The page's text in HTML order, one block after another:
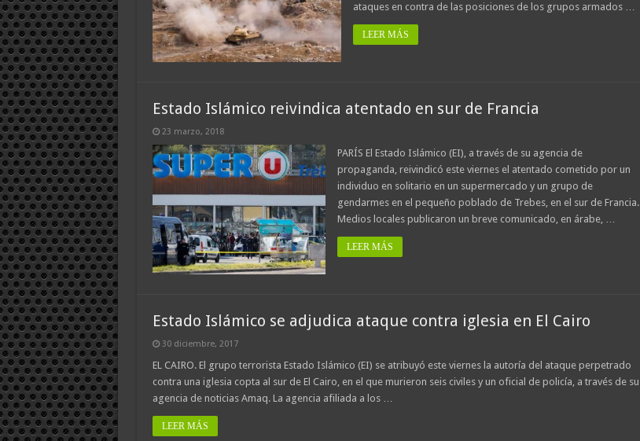
ataques en contra de las posiciones de los grupos armados …
LEER MÁS
Estado Islámico reivindica atentado en sur de Francia
23 marzo, 2018
PARÍS El Estado Islámico (EI), a través de su agencia de
propaganda, reivindicó este viernes el atentado cometido por un
individuo en solitario en un supermercado y un grupo de
gendarmes en el pequeño poblado de Trebes, en el sur de Francia.
Medios locales publicaron un breve comunicado, en árabe, …
LEER MÁS
Estado Islámico se adjudica ataque contra iglesia en El Cairo
30 diciembre, 2017
EL CAIRO. El grupo terrorista Estado Islámico (EI) se atribuyó este viernes la autoría del ataque perpetrado
contra una iglesia copta al sur de El Cairo, en el que murieron seis civiles y un oficial de policía, a través de su
agencia de noticias Amaq. La agencia afiliada a los …
LEER MÁS